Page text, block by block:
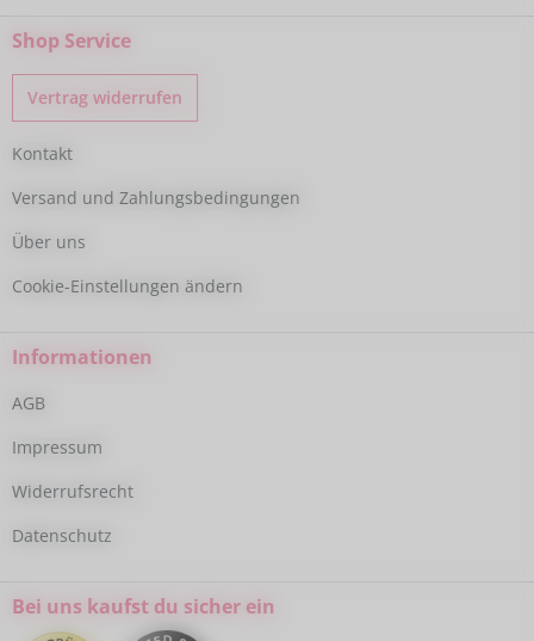
Shop Service
Vertrag widerrufen
Kontakt
Versand und Zahlungsbedingungen
Über uns
Cookie-Einstellungen ändern
Informationen
AGB
Impressum
Widerrufsrecht
Datenschutz
Bei uns kaufst du sicher ein